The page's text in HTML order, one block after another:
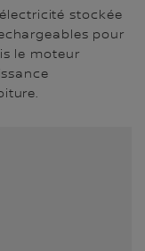
stockée
pour
le moteur